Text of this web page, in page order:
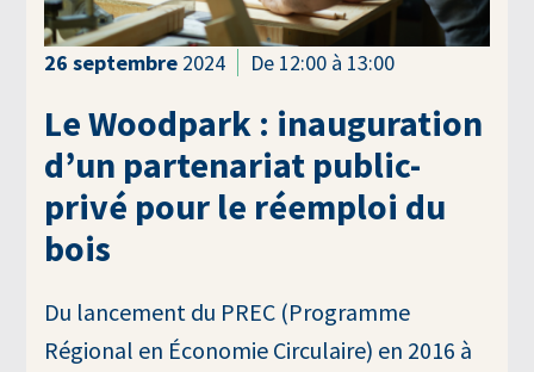
26 septembre 2024 De 12:00 à 13:00
Le Woodpark : inauguration
d’un partenariat public-
privé pour le réemploi du
bois
Du lancement du PREC (Programme
Régional en Économie Circulaire) en 2016 à